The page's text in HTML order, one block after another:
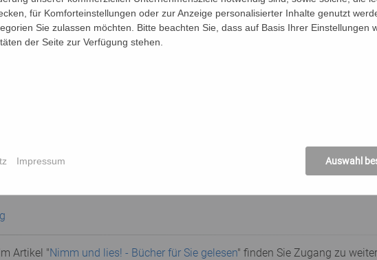
naheliegende teils kuriose Erklärungen, wie die Heiligen zu ihren
Eine Beschreibung ihrer Attribute, an denen man sie in der Kunst
sowie Wetterregeln. Mit farblichen Abbildungen werden Darstellungen der
viel mehr über diese Gotteshäuser erfährt.
man zu menschlichen Krankheiten und Leiden die entsprechenden
das an der Überzeugung der Autoren, dass es letztlich der Glaube an Gott
Sorgen, Nöten lebt.
Die Vierzehn Nothelfer. Das himmlische Versicherungspaket. Tyrolia
3840-7
Artikel "Nimm und lies! - Bücher für Sie gelesen" finden Sie Zugang zu
für Komforteinstellungen oder zur Anzeige personalisierter Inhalte genutzt
Sie zulassen möchten. Bitte beachten Sie, dass auf Basis Ihrer Einstellungen
der Seite zur Verfügung stehen.
Auswahl
Impressum